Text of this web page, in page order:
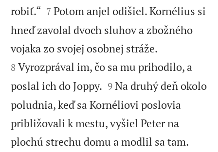
robiť.“ 

7 Potom anjel odišiel. Kornélius si
hneď zavolal dvoch sluhov a zbožného
vojaka zo svojej osobnej stráže.
8 Vyrozprával im, čo sa mu prihodilo, a
poslal ich do Joppy. 

9 Na druhý deň okolo
poludnia, keď sa Kornéliovi poslovia
približovali k mestu, vyšiel Peter na
plochú strechu domu a modlil sa tam.